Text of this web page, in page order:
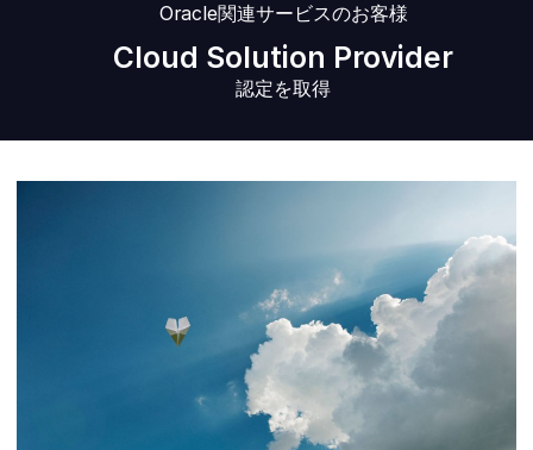
Oracle関連サービスのお客様
Cloud Solution Provider
認定を取得